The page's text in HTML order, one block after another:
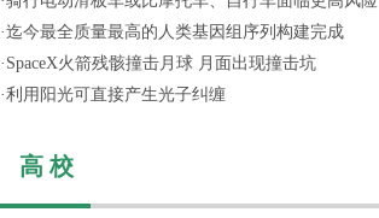
·迄今最全质量最高的人类基因组序列构建完成
· SpaceX火箭残骸撞击月球 月面出现撞击坑
·利用阳光可直接产生光子纠缠
高 校